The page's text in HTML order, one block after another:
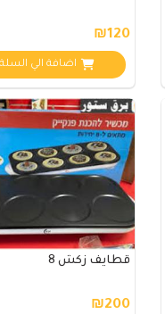
₪120
اضافة الي السلة
قطايف زكش 8
₪200